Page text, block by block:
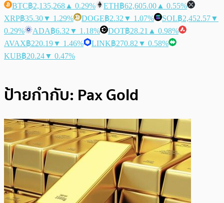
BTC฿2,135,268 ▲ 0.29% ETH฿62,605.00 ▲ 0.55%
XRP฿35.30▼ 1.29% DOGE฿2.32 ▼ 1.07% SOL฿2,452.57▼
0.29%
ADA฿6.32 ▼ 1.18% DOT฿28.21 ▲ 0.98%
AVAX฿220.19▼ 1.46% LINK฿270.82 ▼ 0.58%
KUB฿20.24▼ 0.47%
ป้ายกำกับ: Pax Gold